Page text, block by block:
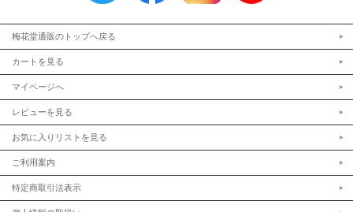
梅花堂通販のトップへ戻る
カートを見る
マイページへ
レビューを見る
お気に入りリストを見る
ご利用案内
特定商取引法表示